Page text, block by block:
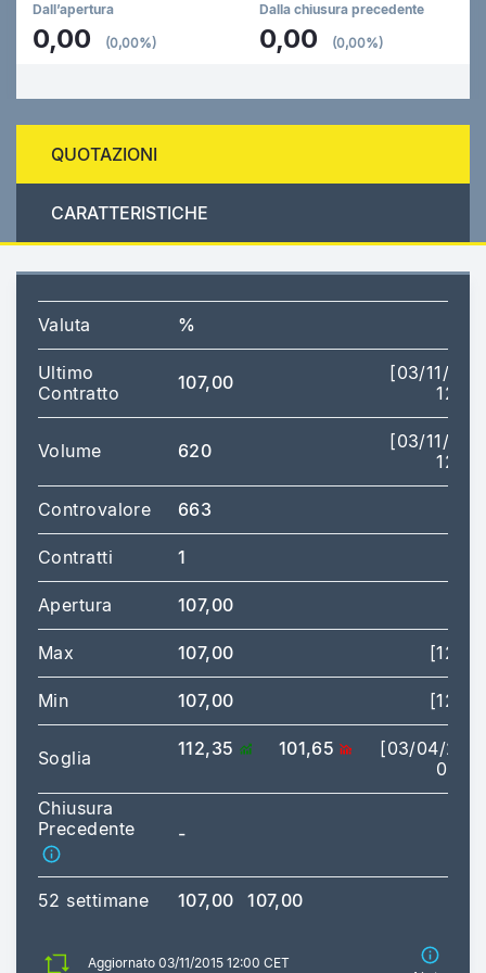
Dall’apertura
0,00 (0,00%)
Dalla chiusura precedente
0,00 (0,00%)
QUOTAZIONI
CARATTERISTICHE
Valuta %
Ultimo
Contratto
107,00
[03/11/
Volume 620
[03/11/
Controvalore 663
Contratti 1
Apertura 107,00
Max 107,00
Min 107,00
Soglia 112,35 101,65
[03/04/
Chiusura
Precedente
-
52 settimane 107,00 107,00
Aggiornato 03/11/2015 12:00 CET